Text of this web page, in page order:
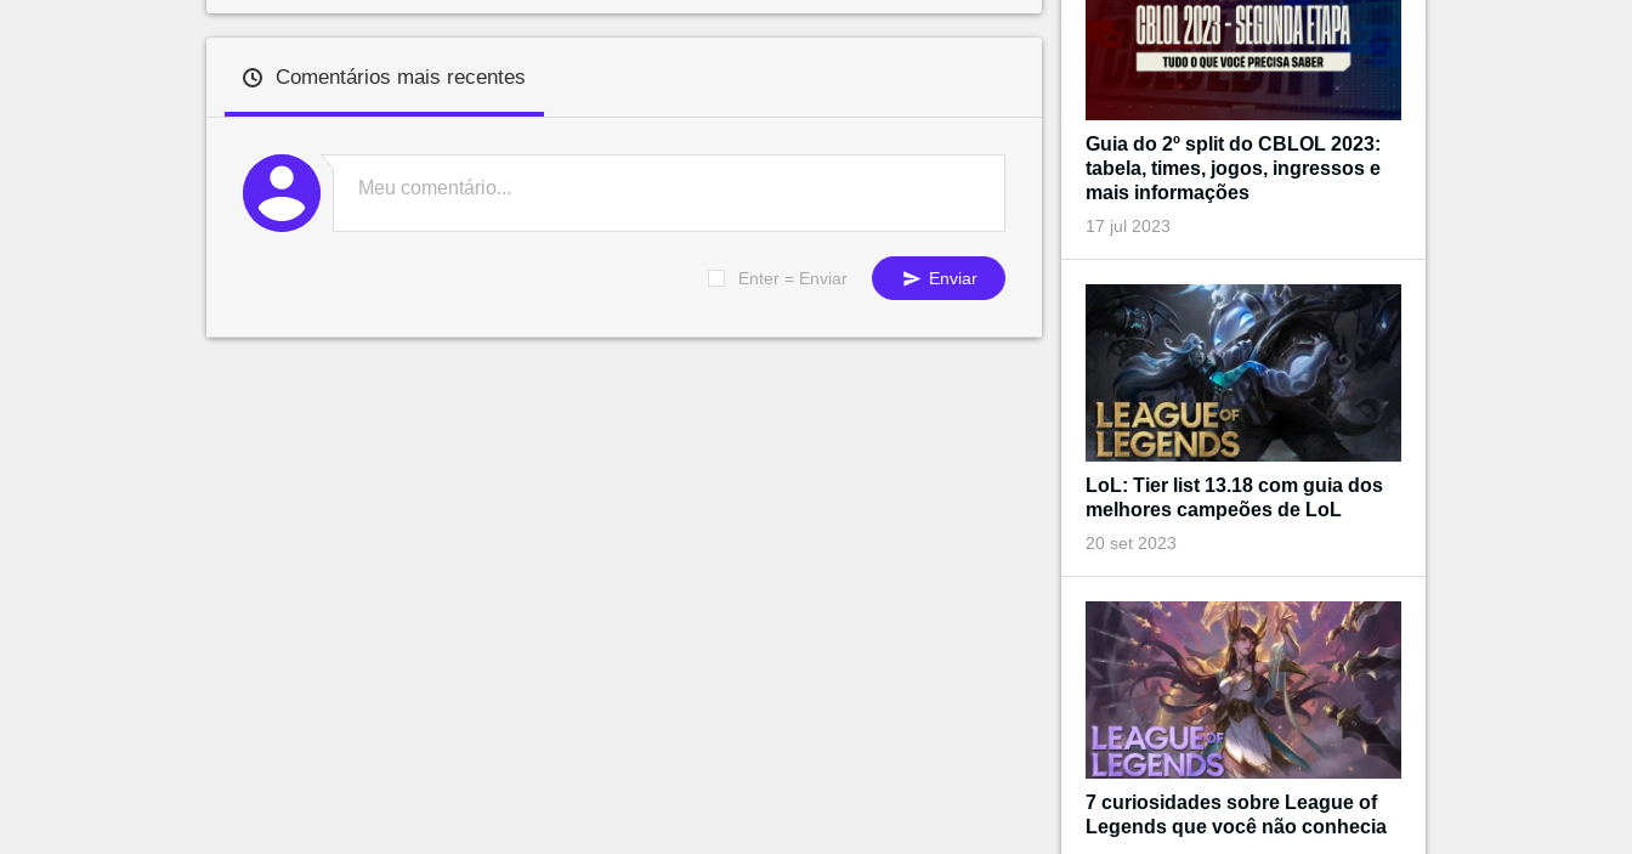
Comentários mais recentes
Enter = Enviar Enviar
Guia do 2º split do CBLOL 2023:
tabela, times, jogos, ingressos e
mais informações
17 jul 2023
LoL: Tier list 13.18 com guia dos
melhores campeões de LoL
20 set 2023
7 curiosidades sobre League of
Legends que você não conhecia